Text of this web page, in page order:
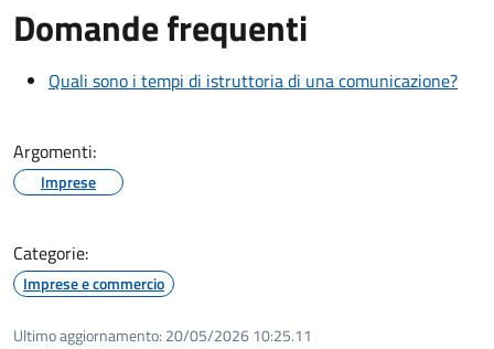
Domande frequenti
Quali sono i tempi di istruttoria di una comunicazione?
Argomenti:
Imprese
Categorie:
Imprese e commercio
Ultimo aggiornamento: 20/05/2026 10:25.11